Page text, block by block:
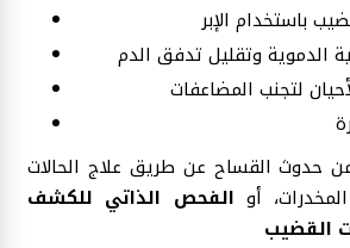
حدوث القساح عن طريق علاج الحالات
أو الفحص الذاتي للكشف
القضيب